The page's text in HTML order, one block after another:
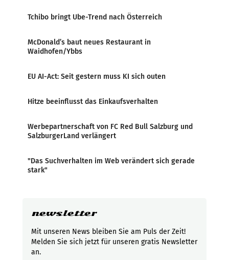
Tchibo bringt Ube-Trend nach Österreich
McDonald’s baut neues Restaurant in
Waidhofen/Ybbs
EU AI-Act: Seit gestern muss KI sich outen
Hitze beeinflusst das Einkaufsverhalten
Werbepartnerschaft von FC Red Bull Salzburg und
SalzburgerLand verlängert
"Das Suchverhalten im Web verändert sich gerade
stark"
newsletter
Mit unseren News bleiben Sie am Puls der Zeit!
Melden Sie sich jetzt für unseren gratis Newsletter
an.